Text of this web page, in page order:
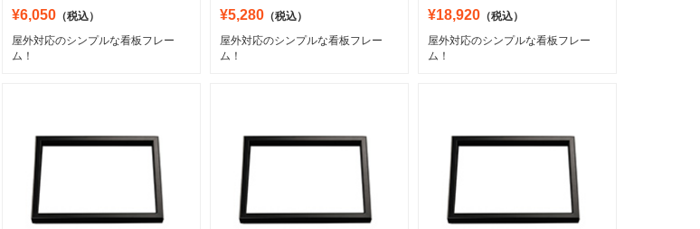
¥6,050 （税込）
屋外対応のシンプルな看板フレー
ム！
¥5,280 （税込）
屋外対応のシンプルな看板フレー
ム！
¥18,920 （税込）
屋外対応のシンプルな看板フレー
ム！